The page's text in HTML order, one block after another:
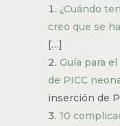
¿Cuándo
creo que se
[…]
Guía para
de PICC
inserción de
10